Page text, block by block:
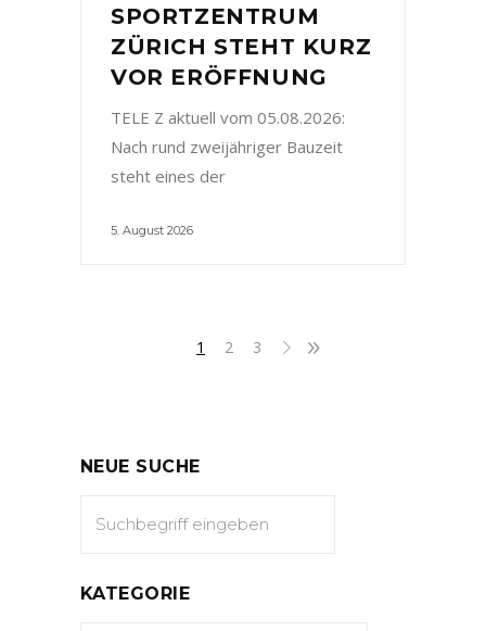
SPORTZENTRUM
ZÜRICH STEHT KURZ
VOR ERÖFFNUNG
TELE Z aktuell vom 05.08.2026:
Nach rund zweijähriger Bauzeit
steht eines der
5. August 2026
1 2 3
NEUE SUCHE
KATEGORIE